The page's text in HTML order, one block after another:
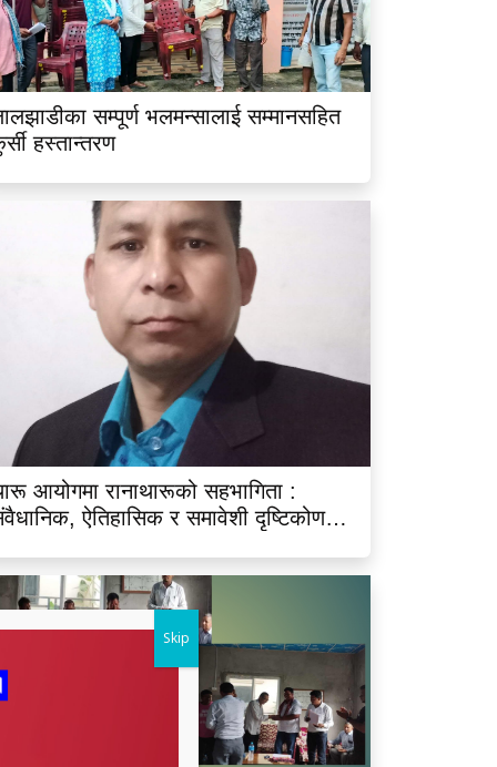
सम्पूर्ण भलमन्सालाई सम्मानसहित
हस्तान्तरण
आयोगमा रानाथारूको सहभागिता :
ऐतिहासिक र समावेशी दृष्टिकोणबाट
Skip